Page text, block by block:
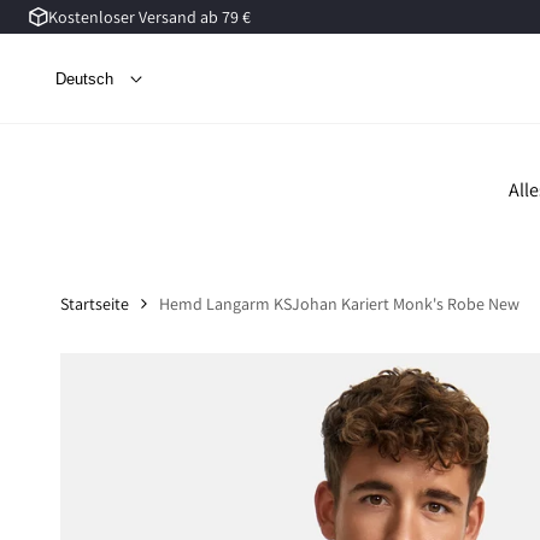
Zum
springen
Kostenloser Versand ab 79 €
Deutsch
Startseite Hemd Langarm KSJohan Kariert Monk's Robe New